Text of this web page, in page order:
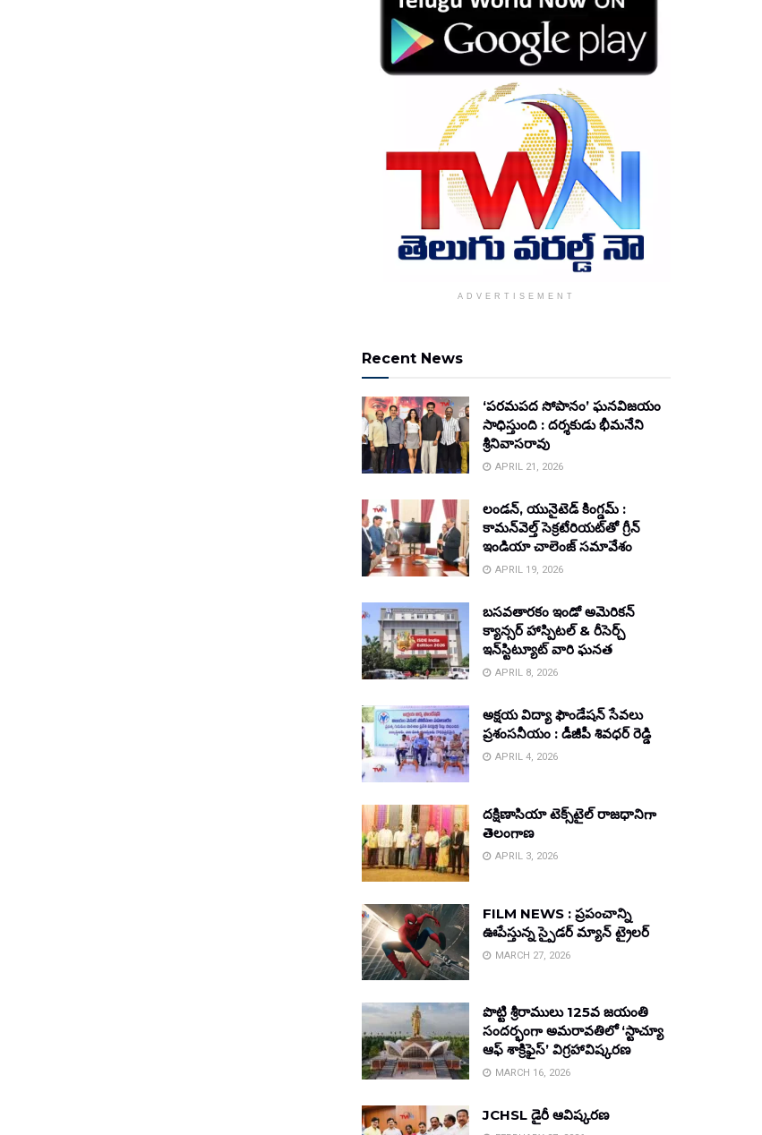
ADVERTISEMENT
Recent News
‘పరమపద సోపానం’ ఘనవిజయం
సాధిస్తుంది : దర్శకుడు భీమనేని
శ్రీనివాసరావు
APRIL 21, 2026
లండన్, యునైటెడ్ కింగ్డమ్ :
కామన్‌వెల్త్ సెక్రటేరియట్‌తో గ్రీన్
ఇండియా చాలెంజ్ సమావేశం
APRIL 19, 2026
బసవతారకం ఇండో అమెరికన్
క్యాన్సర్ హాస్పిటల్ & రీసెర్చ్
ఇన్‌స్టిట్యూట్ వారి ఘనత
APRIL 8, 2026
అక్షయ విద్యా ఫౌండేషన్ సేవలు
ప్రశంసనీయం : డీజీపీ శివధర్ రెడ్డి
APRIL 4, 2026
దక్షిణాసియా టెక్స్‌టైల్ రాజధానిగా
తెలంగాణ
APRIL 3, 2026
FILM NEWS : ప్రపంచాన్ని
ఊపేస్తున్న స్పైడర్ మ్యాన్ ట్రైలర్
MARCH 27, 2026
పొట్టి శ్రీరాములు 125వ జయంతి
సందర్భంగా అమరావతిలో ‘స్టాచ్యూ
ఆఫ్ శాక్రిఫైస్’ విగ్రహావిష్కరణ
MARCH 16, 2026
JCHSL డైరీ ఆవిష్కరణ